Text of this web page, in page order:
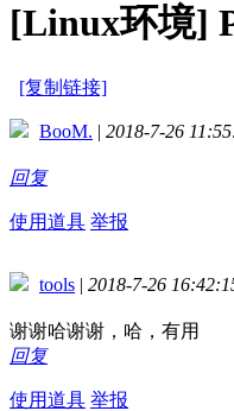
[Linux环境]
[复制链接]
BooM. | 2018-7-26
回复
使用道具 举报
tools | 2018-7-26
谢谢哈谢谢，哈，有用
回复
使用道具 举报